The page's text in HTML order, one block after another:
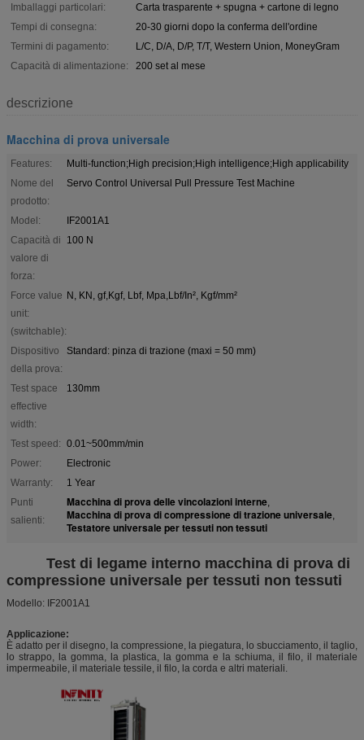
Imballaggi particolari:
Carta trasparente + spugna + cartone di legno
Tempi di consegna:
20-30 giorni dopo la conferma dell'ordine
Termini di pagamento:
L/C, D/A, D/P, T/T, Western Union, MoneyGram
Capacità di alimentazione:
200 set al mese
descrizione
Macchina di prova universale
Features:
Multi-function;High precision;High intelligence;High applicability
Nome del
prodotto:
Servo Control Universal Pull Pressure Test Machine
Model:
IF2001A1
Capacità di
valore di
forza:
100 N
Force value
unit:
(switchable):
N, KN, gf,Kgf, Lbf, Mpa,Lbf/In², Kgf/mm²
Dispositivo
della prova:
Standard: pinza di trazione (maxi = 50 mm)
Test space
effective
width:
130mm
Test speed: 0.01~500mm/min
Power:
Electronic
Warranty:
1 Year
Punti
salienti:
Macchina di prova delle vincolazioni interne,
Macchina di prova di compressione di trazione universale,
Testatore universale per tessuti non tessuti
Test di legame interno macchina di prova di
compressione universale per tessuti non tessuti
Modello: IF2001A1
Applicazione:
È adatto per il disegno, la compressione, la piegatura, lo sbucciamento, il taglio,
lo strappo, la gomma, la plastica, la gomma e la schiuma, il filo, il materiale
impermeabile, il materiale tessile, il filo, la corda e altri materiali.